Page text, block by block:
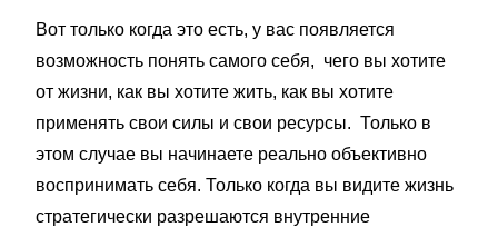
Вот только когда это есть, у вас появляется
возможность понять самого себя, чего вы хотите
от жизни, как вы хотите жить, как вы хотите
применять свои силы и свои ресурсы. Только в
этом случае вы начинаете реально объективно
воспринимать себя. Только когда вы видите жизнь
стратегически разрешаются внутренние